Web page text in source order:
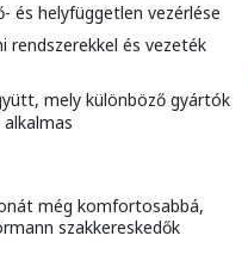
és helyfüggetlen vezérlése
és vezeték
mely különböző gyártók
még komfortosabbá,
szakkereskedők